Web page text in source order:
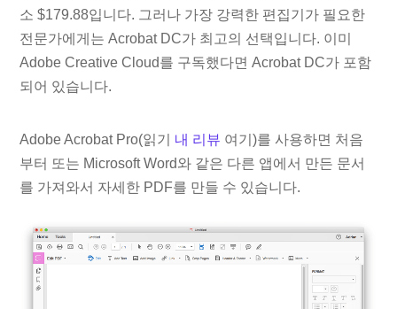
소 $179.88입니다. 그러나 가장 강력한 편집기가 필요한
전문가에게는 Acrobat DC가 최고의 선택입니다. 이미
Adobe Creative Cloud를 구독했다면 Acrobat DC가 포함
되어 있습니다.
Adobe Acrobat Pro(읽기 내 리뷰 여기)를 사용하면 처음
부터 또는 Microsoft Word와 같은 다른 앱에서 만든 문서
를 가져와서 자세한 PDF를 만들 수 있습니다.